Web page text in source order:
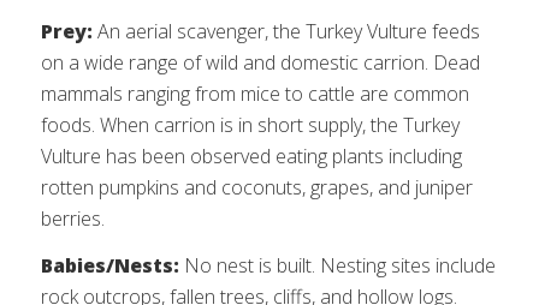
Prey: An aerial scavenger, the Turkey Vulture feeds
on a wide range of wild and domestic carrion. Dead
mammals ranging from mice to cattle are common
foods. When carrion is in short supply, the Turkey
Vulture has been observed eating plants including
rotten pumpkins and coconuts, grapes, and juniper
berries.
Babies/Nests: No nest is built. Nesting sites include
rock outcrops, fallen trees, cliffs, and hollow logs.